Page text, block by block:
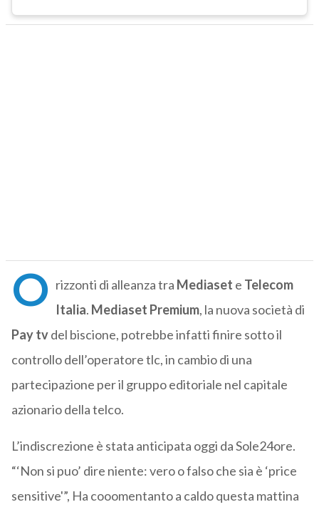
O rizzonti di alleanza tra Mediaset e Telecom
Italia. Mediaset Premium, la nuova società di
Pay tvdel biscione, potrebbe infatti finire sotto il
controllo dell’operatore tlc, in cambio di una
partecipazione per il gruppo editoriale nel capitale
azionario della telco.
L’indiscrezione è stata anticipata oggi da Sole24ore.
“‘Non si puo’ dire niente: vero o falso che sia è ‘price
sensitive'”, Ha cooomentanto a caldo questa mattina